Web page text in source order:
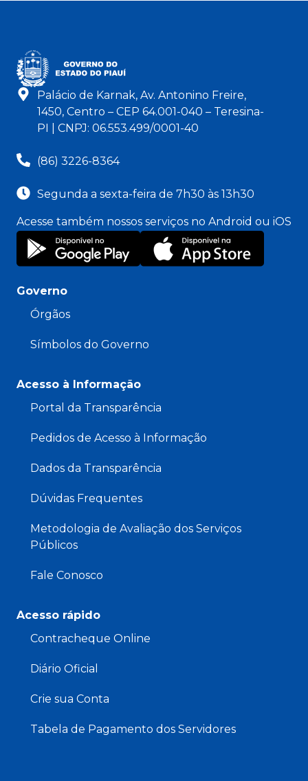
Palácio de Karnak, Av. Antonino Freire,
1450, Centro – CEP 64.001-040 – Teresina-
PI | CNPJ: 06.553.499/0001-40
(86) 3226-8364
Segunda a sexta-feira de 7h30 às 13h30
Acesse também nossos serviços no Android ou iOS
Governo
Órgãos
Símbolos do Governo
Acesso à Informação
Portal da Transparência
Pedidos de Acesso à Informação
Dados da Transparência
Dúvidas Frequentes
Metodologia de Avaliação dos Serviços
Públicos
Fale Conosco
Acesso rápido
Contracheque Online
Diário Oficial
Crie sua Conta
Tabela de Pagamento dos Servidores